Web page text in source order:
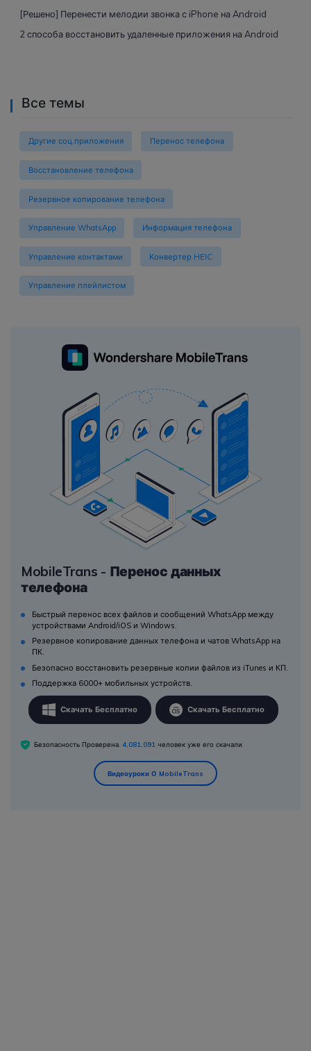
[Решено] Перенести мелодии звонка с iPhone на Android
2 способа восстановить удаленные приложения на Android
Все темы
Другие соц.приложения Перенос телефона
Восстановление телефона
Резервное копирование телефона
Управление WhatsApp Информация телефона
Управление контактами Конвертер HEIC
Управление плейлистом
MobileTrans - Перенос данных
телефона
Быстрый перенос всех файлов и сообщений WhatsApp между
устройствами Android/iOS и Windows.
Резервное копирование данных телефона и чатов WhatsApp на
ПК.
Безопасно восстановить резервные копии файлов из iTunes и КП.
Поддержка 6000+ мобильных устройств.
Скачать Бесплатно Скачать Бесплатно
Безопасность Проверена. 4,081,091 человек уже его скачали.
Видеоуроки О MobileTrans